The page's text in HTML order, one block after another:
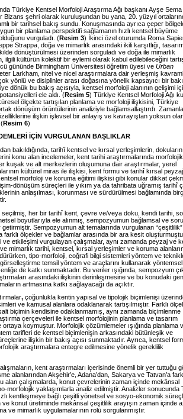
Türkiye Kentsel Morfoloji Araştırma Ağı başkanı Ayşe Sema
Bizans şehri olarak kuruluşundan bu yana, 20. yüzyıl
bir tarihsel bakış sundu. Konuşmasında ayrıca çeper
bir planlama perspektifi sağlamanın hızlı kentsel büyüme
vurguladı. (Resim 3) İkinci özel oturumda Roma
Strappa, doğa ve mimarlık arasındaki ikili karşıtlığı,
dönüştürülmesi üzerinden sorguladı ve doğa ile mimarlık
ilgili kültürün kolektif bir eylemi olarak kabul edilebileceğini
gününde Birmingham Üniversitesi öğretim üyesi ve Urban
Larkham, nitel ve nicel araştırmalara dair yerleşmiş
yönlü ve disiplinler arası doğasına yönelik kapsayıcı bir
dönük bu bakış açısıyla, kentsel morfoloji alanının gelişimi
ele aldı. (Resim 5) Türkiye Kentsel Morfoloji Ağı
ölçekte tartışılan planlama ve morfoloji ilişkisini, Türkiye
dönüşüm örüntülerinin analiziyle bağlamsallaştırdı.
ilişkin işlevsel bir anlayış ve kavrayıştan yoksun
Resim 6)
İÇİN VURGULANAN BAŞLIKLAR
bakıldığında, tarihî kentsel ve kırsal yerleşimlerin, dokuların
konu alan incelemeler, kent tarihi araştırmalarında morfolojik
kuşak ve alt merkezlerin oluşumuna dair araştırmalar, yerel
kültürel miras ile ilişkisi, kent formu ve tarihî kırsal
morfoloji ve koruma eğitimi ilişkisi gibi konular dikkat
dönüşüm süreçleri ile yıkım ya da tahribata uğramış tarihî
anlaşılması, korunması ve sürdürülmesi bağlamında
seçilmiş, her bir tarihî kent, çevre ve/veya doku, kendi tarihi,
boyutlarıyla ele alınmış, sempozyumun bağlamsal ve
getirmiştir. Sempozyumun alt temalarında vurgulanan “çeşitlilik”
farklı ölçekler ve bağlamlar arasında bir ara kesit
ve etkileşimi vurgulayan çalışmalar, aynı zamanda peyzaj ve
mimarlık tarihi, kentsel, kırsal yerleşimler ve koruma
tipo-morfoloji, coğrafi bilgi sistemleri yöntem ve
temsil yöntem ve araçlarını kullanarak
de katkı sunmaktadır. Bu veriler ışığında, sempozyum
arasındaki ilişkinin derinleşmesine ve bu konudaki
artmasına katkı sağlayacağı da açıktır.
, çoğunlukla kentin yapısal ve tipolojik biçimlenişi
ve kamusal alanlara odaklanarak tartışılmıştır. Farklı
biçimin kendisine odaklanmamış, aynı zamanda biçimlenme
çerçeveleri ile kentsel morfolojinin planlama ve tasarım
koymuştur. Morfolojik çözümlemeler ışığında planlama
tarifleri de kentsel biçimlenişin arkasındaki bütünleşik ve
ilişkin bir bakış açısı sunmaktadır. Ayrıca, kentsel
araştırmalara entegre edilmesine yönelik gereklilik
kent araştırmaları içerisinde önemli bir yer tuttuğu
alanlarından Akşehir’e, Adana’dan, Sakarya ve Tatvan’a
alan çalışmalarda, konut çevrelerinin zaman içinde mekânsal
morfolojik yaklaşımlarla analiz edilmiştir. Analizler sonucunda
kentleşmeye bağlı çeşitli yönetsel ve sosyo-ekonomik
konut üretiminde mekânsal çeşitlilik arayışın zaman içinde
ve mimarlık uygulamalarının rolü sorgulanmıştır.